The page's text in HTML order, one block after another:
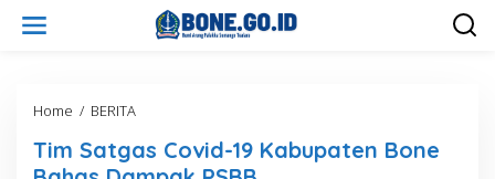
Home / BERITA
m
S
Tim Satgas Covid-19 Kabupaten Bone